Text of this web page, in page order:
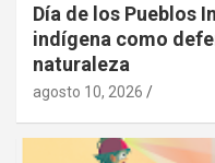
Día de los Pueblos
indígena como
naturaleza
agosto 10, 2026